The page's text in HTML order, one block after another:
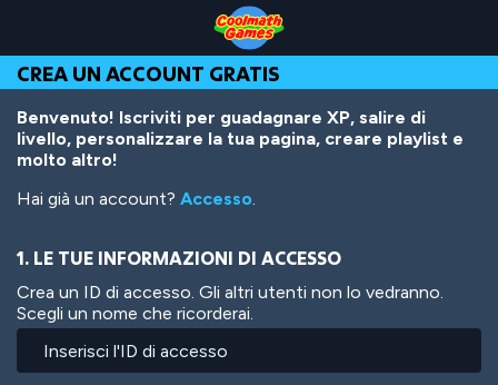
Top
of
Page
Navigation
Main
Content
Footer
contenuto
principale
CREA UN ACCOUNT GRATIS
Benvenuto! Iscriviti per guadagnare XP, salire di
livello, personalizzare la tua pagina, creare playlist e
molto altro!
Hai già un account? Accesso.
1. LE TUE INFORMAZIONI DI ACCESSO
Crea un ID di accesso. Gli altri utenti non lo vedranno.
Scegli un nome che ricorderai.